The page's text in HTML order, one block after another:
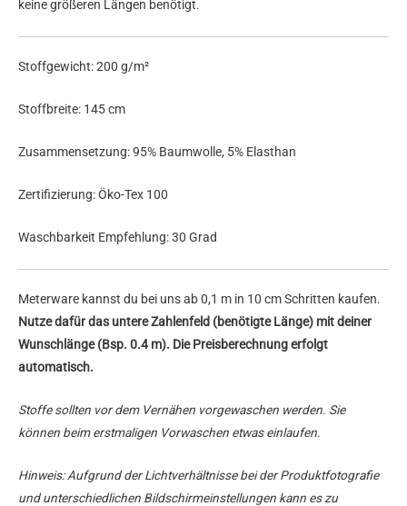
keine größeren Längen benötigt.
Stoffgewicht: 200 g/m²
Stoffbreite: 145 cm
Zusammensetzung: 95% Baumwolle, 5% Elasthan
Zertifizierung: Öko-Tex 100
Waschbarkeit Empfehlung: 30 Grad
Meterware kannst du bei uns ab 0,1 m in 10 cm Schritten kaufen.
Nutze dafür das untere Zahlenfeld (benötigte Länge) mit deiner
Wunschlänge (Bsp. 0.4 m). Die Preisberechnung erfolgt
automatisch.
Stoffe sollten vor dem Vernähen vorgewaschen werden. Sie
können beim erstmaligen Vorwaschen etwas einlaufen.
Hinweis: Aufgrund der Lichtverhältnisse bei der Produktfotografie
und unterschiedlichen Bildschirmeinstellungen kann es zu